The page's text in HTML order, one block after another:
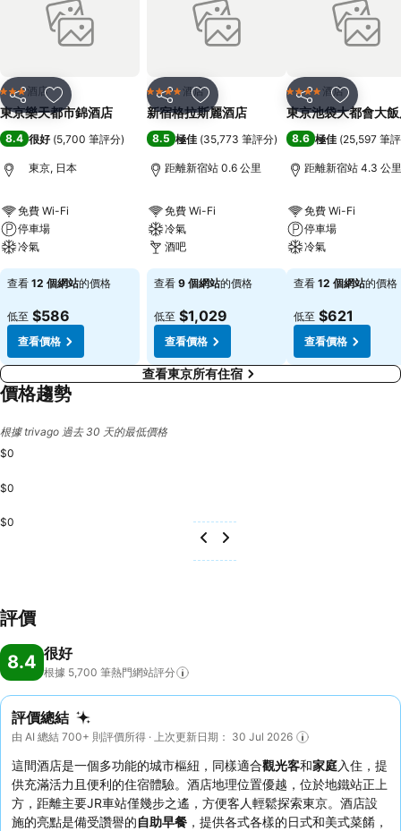
分享 放到收藏夾
3 星級酒店
東京樂天都市錦酒店
8.4 很好 (5,700 筆評分)
東京, 日本
免費 Wi-Fi
停車場
冷氣
查看 12 個網站的價格
低至 $586
查看價格
分享 放到收藏夾
4 星級 酒店
新宿格拉斯麗酒店
8.5 極佳 (35,773 筆評分)
距離新宿站 0.6 公里
免費 Wi-Fi
冷氣
酒吧
查看 9 個網站的價格
低至 $1,029
查看價格
分享 放到收藏
4 星級 酒店
東京池袋大都會大
8.6 極佳 (25,597 筆
距離新宿站 4.3 公里
免費 Wi-Fi
停車場
冷氣
查看 12 個網站的價格
低至 $621
查看價格
查看東京所有住宿
價格趨勢
根據 trivago 過去 30 天的最低價格
$0
$0
$0
評價
8.4 很好
根據 5,700 筆熱門網站評分
評價總結
由 AI 總結 700+ 則評價所得 · 上次更新日期： 30 Jul 2026
這間酒店是一個多功能的城市樞紐，同樣適合觀光客和家庭入住，提
供充滿活力且便利的住宿體驗。酒店地理位置優越，位於地鐵站正上
方，距離主要JR車站僅幾步之遙，方便客人輕鬆探索東京。酒店設
施的亮點是備受讚譽的自助早餐 ，提供各式各樣的日式和美式菜餚，